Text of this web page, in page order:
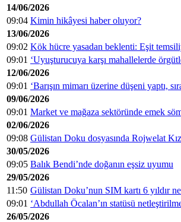
14/06/2026
09:04 Kimin hikâyesi haber oluyor?
13/06/2026
09:02 Kök hücre yasadan beklenti: Eşit
09:01 ‘Uyuşturucuya karşı mahallelerde
12/06/2026
09:01 ‘Barışın mimarı üzerine düşeni yaptı,
09/06/2026
09:01 Market ve mağaza sektöründe emek
02/06/2026
09:08 Gülistan Doku dosyasında Rojwelat
30/05/2026
09:05 Balık Bendi’nde doğanın eşsiz uyumu
29/05/2026
11:50 Gülistan Doku’nun SIM kartı 6 yıldır
09:01 ‘Abdullah Öcalan’ın statüsü
26/05/2026